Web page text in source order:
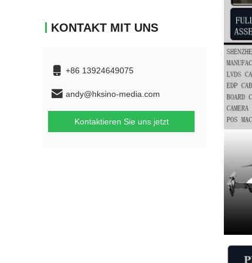
KONTAKT MIT UNS
+86 13924649075
andy@hksino-media.com
Kontaktieren Sie uns jetzt